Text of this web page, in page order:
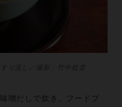
噌だしで炊き、フードプ